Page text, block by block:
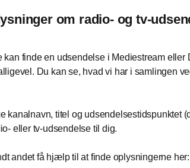
om radio- og tv-
kan finde en udsendelse i Mediestream eller
Du kan se, hvad vi har i samlingen
kanalnavn, titel og udsendelsestidspunktet
eller tv-udsendelse til dig.
andet få hjælp til at finde oplysningerne her: